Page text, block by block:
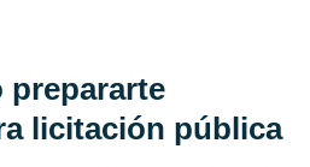
prepararte
licitación pública